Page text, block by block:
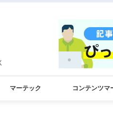
マーテック コンテンツマ